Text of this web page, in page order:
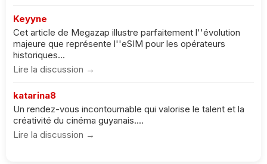
Keyyne
Cet article de Megazap illustre parfaitement l''évolution
majeure que représente l''eSIM pour les opérateurs
historiques...
Lire la discussion →
katarina8
Un rendez-vous incontournable qui valorise le talent et la
créativité du cinéma guyanais....
Lire la discussion →